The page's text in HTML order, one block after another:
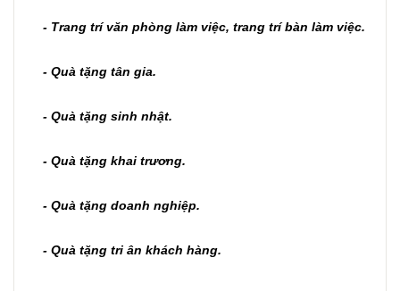
- Trang trí văn phòng làm việc, trang trí bàn làm việc.
- Quà tặng tân gia.
- Quà tặng sinh nhật.
- Quà tặng khai trương.
- Quà tặng doanh nghiệp.
- Quà tặng tri ân khách hàng.